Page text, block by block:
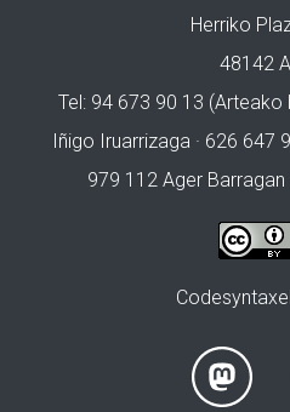
Herriko
48142
Tel: 94 673 90 13 (Arteako
Iñigo Iruarrizaga · 626 647
979 112 Ager Barragan